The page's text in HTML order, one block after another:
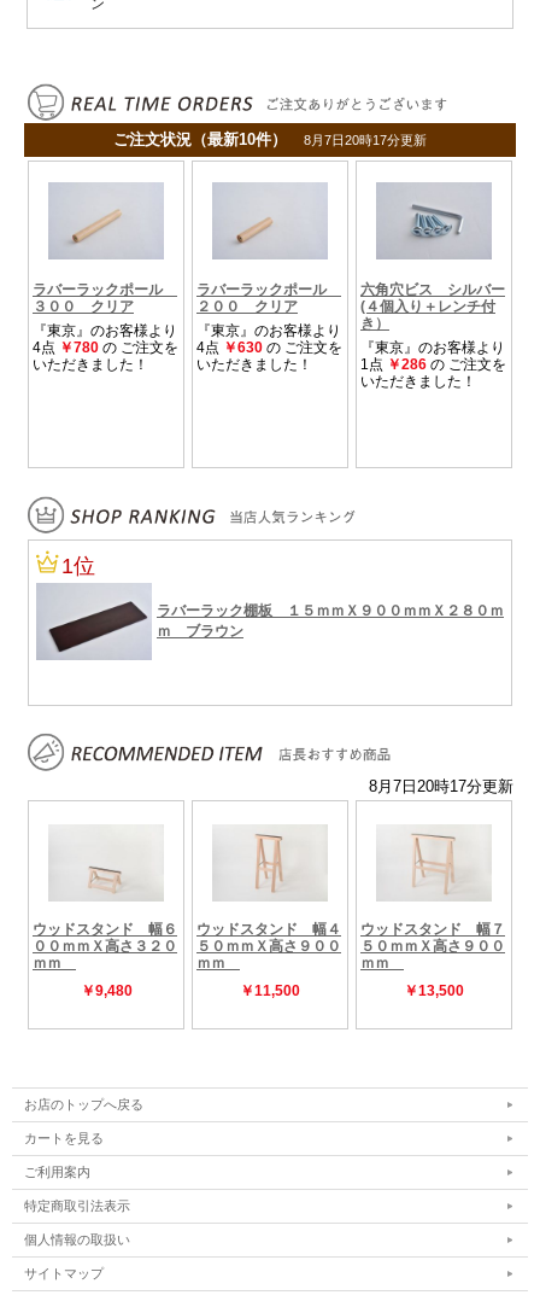
お店のトップへ戻る
カートを見る
ご利用案内
特定商取引法表示
個人情報の取扱い
サイトマップ